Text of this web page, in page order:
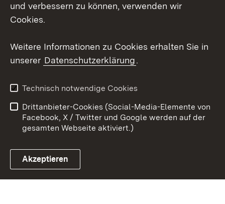
Link zum Landesportal
Barrierefreiheit
Benutzungshinweise
Impressum
Cookies
und verbessern zu können, verwenden wir
Cookies.
Weitere Informationen zu Cookies erhalten Sie in
unserer Datenschutzerklärung.
Technisch notwendige Cookies
Drittanbieter-Cookies (Social-Media-Elemente von
Facebook, X / Twitter und Google werden auf der
gesamten Webseite aktiviert.)
Akzeptieren